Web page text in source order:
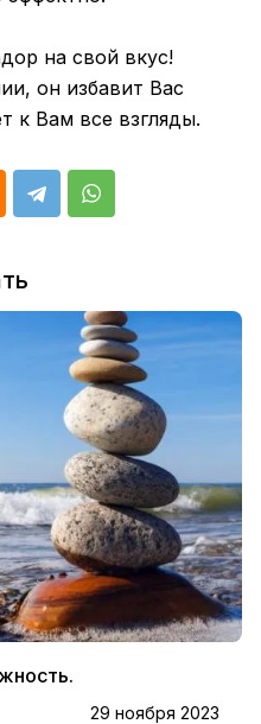
на свой вкус!
он избавит Вас
к Вам все взгляды.
29 ноября 2023